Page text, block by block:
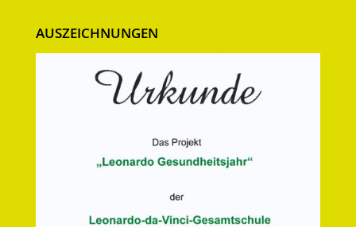
AUSZEICHNUNGEN